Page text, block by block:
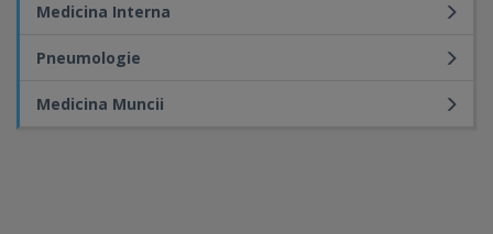
Medicina Interna
Pneumologie
Medicina Muncii